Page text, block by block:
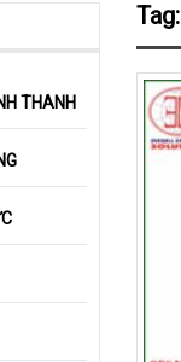
THANH